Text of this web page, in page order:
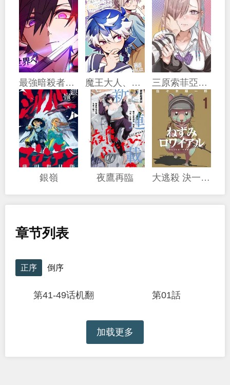
最強暗殺者異世界轉移 魔王大人、再再再续前缘！ 三原索菲亞才不可怕呢
銀嶺 夜鷹再臨 大逃殺 決一鼠戰
章节列表
正序 倒序
第41-49话机翻 第01話
加载更多